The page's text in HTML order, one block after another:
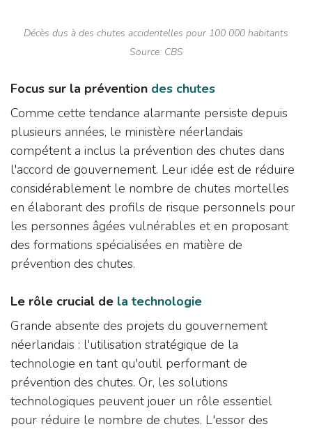
Décès dus à des chutes accidentelles pour 100 000 habitants
Source: CBS
Focus sur la prévention des chutes
Comme cette tendance alarmante persiste depuis
plusieurs années, le ministère néerlandais
compétent a inclus la prévention des chutes dans
l'accord de gouvernement. Leur idée est de réduire
considérablement le nombre de chutes mortelles
en élaborant des profils de risque personnels pour
les personnes âgées vulnérables et en proposant
des formations spécialisées en matière de
prévention des chutes.
Le rôle crucial de la technologie
Grande absente des projets du gouvernement
néerlandais : l'utilisation stratégique de la
technologie en tant qu'outil performant de
prévention des chutes. Or, les solutions
technologiques peuvent jouer un rôle essentiel
pour réduire le nombre de chutes. L'essor des